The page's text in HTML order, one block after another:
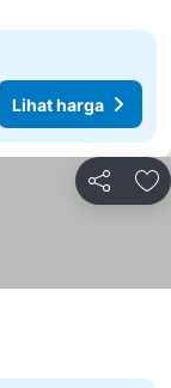
Lihat harga
Kongsi